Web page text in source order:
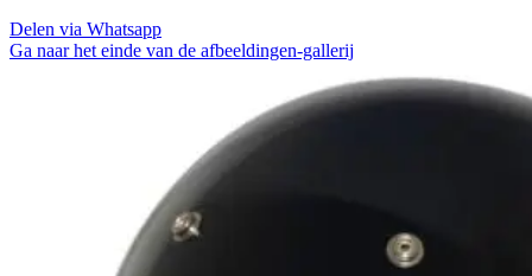
Delen via Whatsapp
Ga naar het einde van de afbeeldingen-gallerij